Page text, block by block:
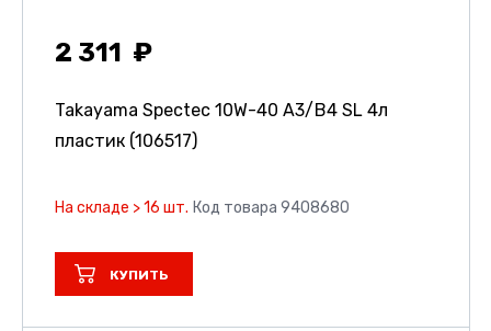
2 311
Takayama Spectec 10W-40 A3/B4 SL 4л
пластик (106517)
На складе > 16 шт. Код товара 9408680
КУПИТЬ